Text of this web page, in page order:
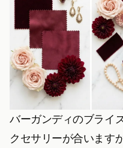
バーガンディのブライ
クセサリーが合います